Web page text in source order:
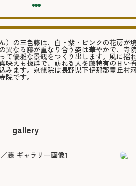
）の三色藤は、白・紫・ピンクの花房が
異なる藤が重なり合う姿は華やかで、寺
て優雅な景観をつくり出します。風に揺
映えも抜群で、訪れる人を藤特有の甘い
みます。泉龍院は長野県下伊那郡豊丘村
院です。
gallery